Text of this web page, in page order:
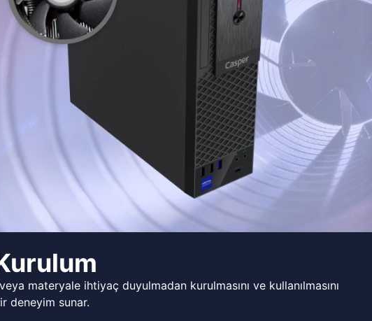
materyale ihtiyaç duyulmadan kurulmasını ve kullanılmasını
deneyim sunar.